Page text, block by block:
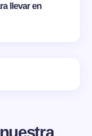
llevar en